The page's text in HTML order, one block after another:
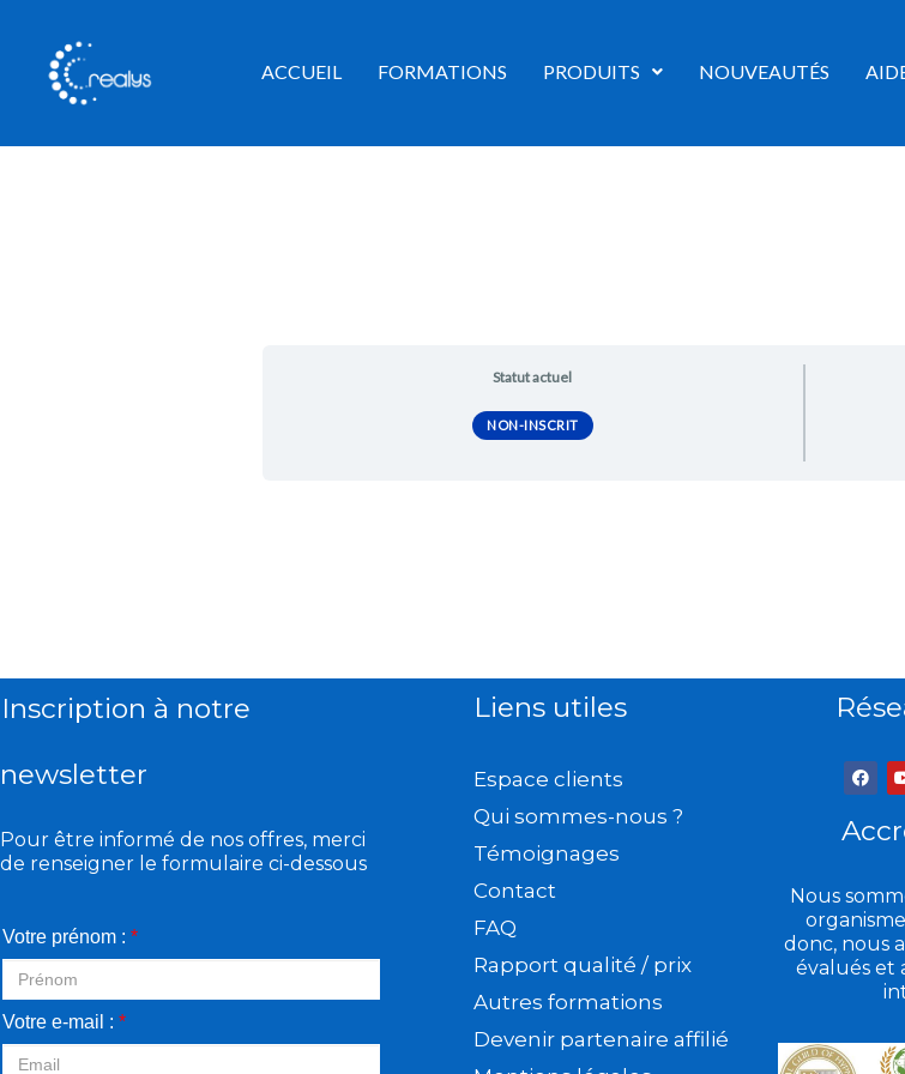
contenu
ACCUEIL FORMATIONS PRODUITS NOUVEAUTÉS
Statut actuel
NON-INSCRIT
Inscription à notre
newsletter
Pour être informé de nos offres, merci
de renseigner le formulaire ci-dessous
Votre prénom : *
Votre e-mail : *
Liens utiles
Espace clients
Qui sommes-nous ?
Témoignages
Contact
FAQ
Rapport qualité / prix
Autres formations
Devenir partenaire affilié
F
a
c
b
Nous
donc, nous
évalués et